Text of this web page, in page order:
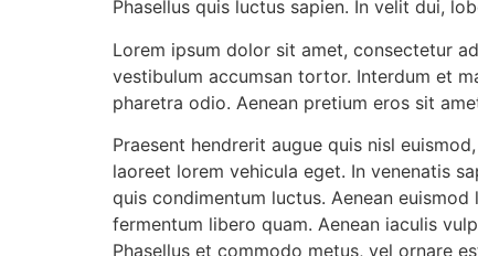
Phasellus quis luctus sapien. In velit dui,
Lorem ipsum dolor sit amet, consectetur
vestibulum accumsan tortor. Interdum et
pharetra odio. Aenean pretium eros sit
Praesent hendrerit augue quis nisl
laoreet lorem vehicula eget. In venenatis
quis condimentum luctus. Aenean
fermentum libero quam. Aenean iaculis
Phasellus et commodo metus, vel ornare